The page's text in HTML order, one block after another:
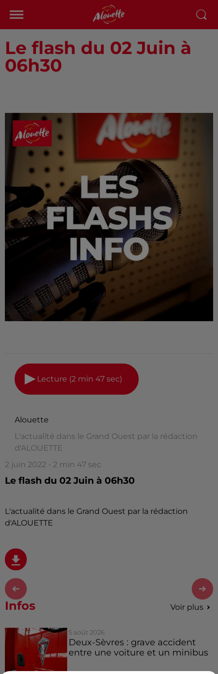
Le flash du 02 Juin à
06h30
Lecture (2 min 47 sec)
Alouette
L'actualité dans le Grand Ouest par la rédaction
d'ALOUETTE
2 juin 2022 - 2 min 47 sec
Le flash du 02 Juin à 06h30
L'actualité dans le Grand Ouest par la rédaction
d'ALOUETTE
Infos Voir plus
5 août 2026
Deux-Sèvres : grave accident
entre une voiture et un minibus